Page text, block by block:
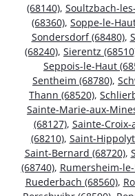
(68140), Soultzbach-
(68360), Soppe-le-
Sondersdorf (68480),
(68240), Sierentz
Seppois-le-Haut
Sentheim (68780),
Thann (68520),
Sainte-Marie-aux-
(68127), Sainte-Croix-
(68210), Saint-
Saint-Bernard (68720),
(68740), Rumersheim-
Ruederbach (68560),